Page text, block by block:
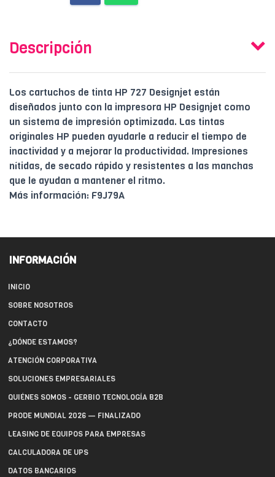
Descripción
Los cartuchos de tinta HP 727 Designjet están
diseñados junto con la impresora HP Designjet como
un sistema de impresión optimizada. Las tintas
originales HP pueden ayudarle a reducir el tiempo de
inactividad y a mejorar la productividad. Impresiones
nítidas, de secado rápido y resistentes a las manchas
que le ayudan a mantener el ritmo.
Más información: F9J79A
INFORMACIÓN
INICIO
SOBRE NOSOTROS
CONTACTO
¿DÓNDE ESTAMOS?
ATENCIÓN CORPORATIVA
SOLUCIONES EMPRESARIALES
QUIÉNES SOMOS - GERBIO TECNOLOGÍA B2B
PRODE MUNDIAL 2026 — FINALIZADO
LEASING DE EQUIPOS PARA EMPRESAS
CALCULADORA DE UPS
DATOS BANCARIOS